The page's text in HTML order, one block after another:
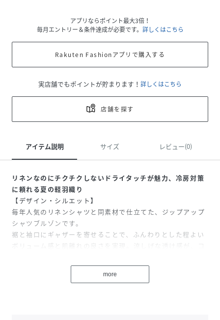
アプリならポイント最大3倍！
毎月エントリー＆条件達成が必要です。 詳しくはこちら
Rakuten Fashionアプリで購入する
実店舗でもポイントが貯まります！ 詳しくはこちら
店舗を探す
アイテム説明 サイズ レビュー(0)
リネンなのにチクチクしないドライタッチが魅力、冷房対策
に頼れる夏の軽羽織り
【デザイン・シルエット】
毎年人気のリネンシャツと同素材で仕立てた、ジップアップ
シャツブルゾンです。
裾と袖口にギャザーを寄せることで、ふんわりとした程よい
ボリューム感と肌離れの良さを実現。涼しげな透け感が、コ
フロントのファスナーや袖口にあしらった金ボタンがリッチ
more